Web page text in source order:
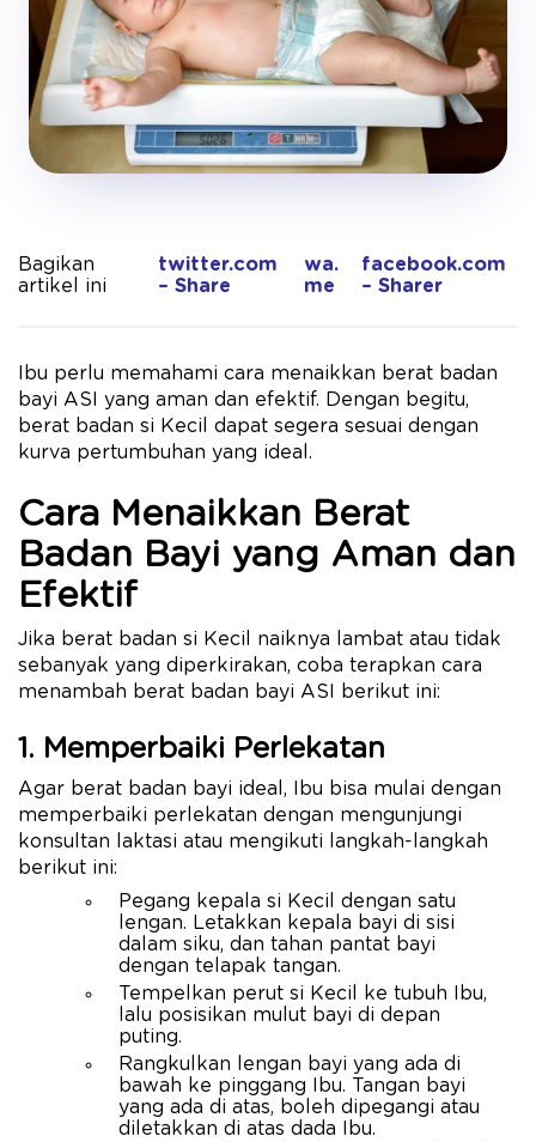
Bagikan
artikel ini
twitter.com
– Share
wa.
me
facebook.com
– Sharer
Ibu perlu memahami cara menaikkan berat badan
bayi ASI yang aman dan efektif. Dengan begitu,
berat badan si Kecil dapat segera sesuai dengan
kurva pertumbuhan yang ideal.
Cara Menaikkan Berat
Badan Bayi yang Aman dan
Efektif
Jika berat badan si Kecil naiknya lambat atau tidak
sebanyak yang diperkirakan, coba terapkan cara
menambah berat badan bayi ASI berikut ini:
1. Memperbaiki Perlekatan
Agar berat badan bayi ideal, Ibu bisa mulai dengan
memperbaiki perlekatan dengan mengunjungi
konsultan laktasi atau mengikuti langkah-langkah
berikut ini:
Pegang kepala si Kecil dengan satu
lengan. Letakkan kepala bayi di sisi
dalam siku, dan tahan pantat bayi
dengan telapak tangan.
Tempelkan perut si Kecil ke tubuh Ibu,
lalu posisikan mulut bayi di depan
puting.
Rangkulkan lengan bayi yang ada di
bawah ke pinggang Ibu. Tangan bayi
yang ada di atas, boleh dipegangi atau
diletakkan di atas dada Ibu.